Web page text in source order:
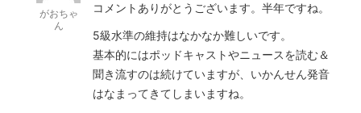
がおちゃ
ん
コメントありがとうございます。半年ですね。
5級水準の維持はなかなか難しいです。
基本的にはポッドキャストやニュースを読む＆
聞き流すのは続けていますが、いかんせん発音
はなまってきてしまいますね。